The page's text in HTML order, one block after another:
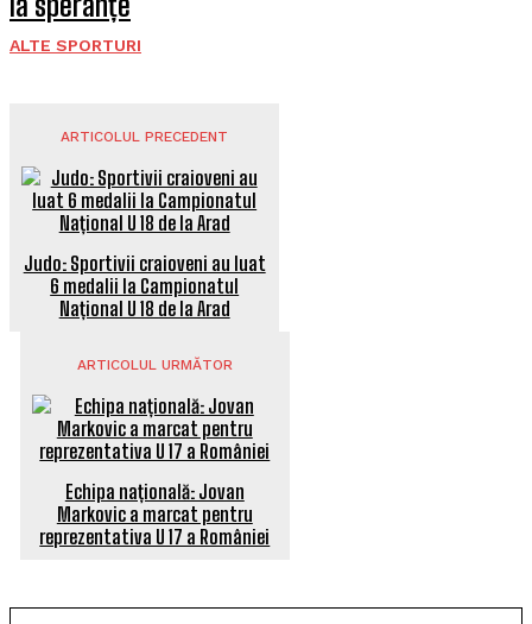
ALTE SPORTURI
ARTICOLUL PRECEDENT
Judo: Sportivii craioveni au luat
6 medalii la Campionatul
Național U 18 de la Arad
ARTICOLUL URMĂTOR
Echipa națională: Jovan
Markovic a marcat pentru
reprezentativa U 17 a României